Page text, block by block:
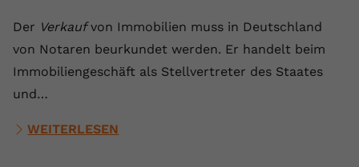
Der Verkaufvon Immobilien muss in Deutschland
von Notaren beurkundet werden. Er handelt beim
Immobiliengeschäft als Stellvertreter des Staates
und…
WEITERLESEN